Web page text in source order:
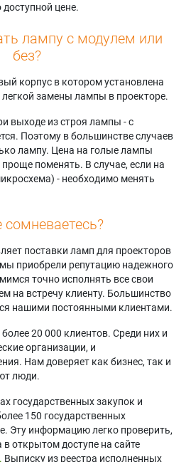
цене.
лампу с модулем или
без?
корпус в котором установлена
замены лампы в проекторе.
выходе из строя лампы - с
Поэтому в большинстве случаев
лампу. Цена на голые лампы
поменять. В случае, если на
- необходимо менять
сомневаетесь?
поставки ламп для проекторов
приобрели репутацию надежного
точно исполнять все свои
на встречу клиенту. Большинство
нашими постоянными клиентами.
20 000 клиентов. Среди них и
организации, и
Нам доверяет как бизнес, так и
люди.
государственных закупок и
150 государственных
Эту информацию легко проверить,
открытом доступе на сайте
Выписку из реестра исполненных